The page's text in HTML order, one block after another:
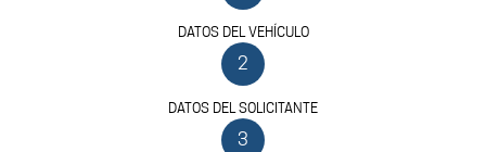
DATOS DEL VEHÍCULO
2
DATOS DEL SOLICITANTE
3